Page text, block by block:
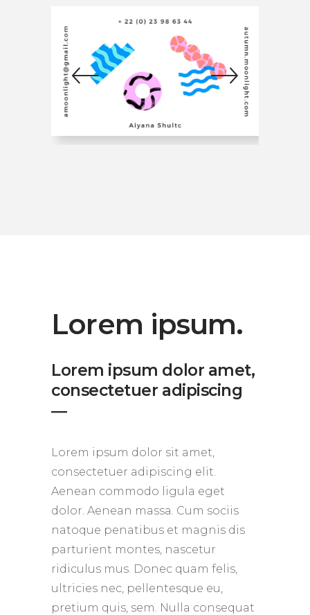
Lorem ipsum.
Lorem ipsum dolor amet,
consectetuer adipiscing
―
Lorem ipsum dolor sit amet,
consectetuer adipiscing elit.
Aenean commodo ligula eget
dolor. Aenean massa. Cum sociis
natoque penatibus et magnis dis
parturient montes, nascetur
ridiculus mus. Donec quam felis,
ultricies nec, pellentesque eu,
pretium quis, sem. Nulla consequat